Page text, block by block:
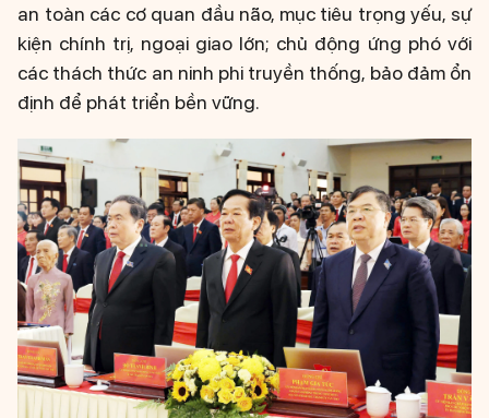
an toàn các cơ quan đầu não, mục tiêu trọng yếu, sự
kiện chính trị, ngoại giao lớn; chủ động ứng phó với
các thách thức an ninh phi truyền thống, bảo đảm ổn
định để phát triển bền vững.